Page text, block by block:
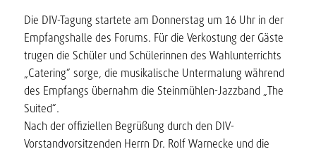
Die DIV-Tagung startete am Donnerstag um 16 Uhr in der
Empfangshalle des Forums. Für die Verkostung der Gäste
trugen die Schüler und Schülerinnen des Wahlunterrichts
„Catering“ sorge, die musikalische Untermalung während
des Empfangs übernahm die Steinmühlen-Jazzband „The
Suited“.
Nach der offiziellen Begrüßung durch den DIV-
Vorstandvorsitzenden Herrn Dr. Rolf Warnecke und die